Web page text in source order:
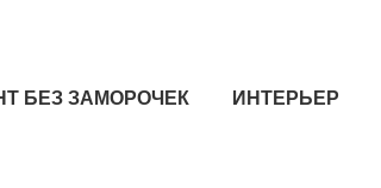
БЕЗ ЗАМОРОЧЕК ИНТЕРЬЕР